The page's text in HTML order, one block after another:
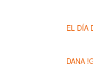
EL DÍA
DANA